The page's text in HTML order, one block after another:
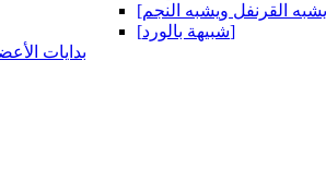
[شبيهة بالورد]
بدايات